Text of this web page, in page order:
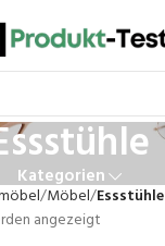
Kategorien
Möbel Essstühle
angezeigt